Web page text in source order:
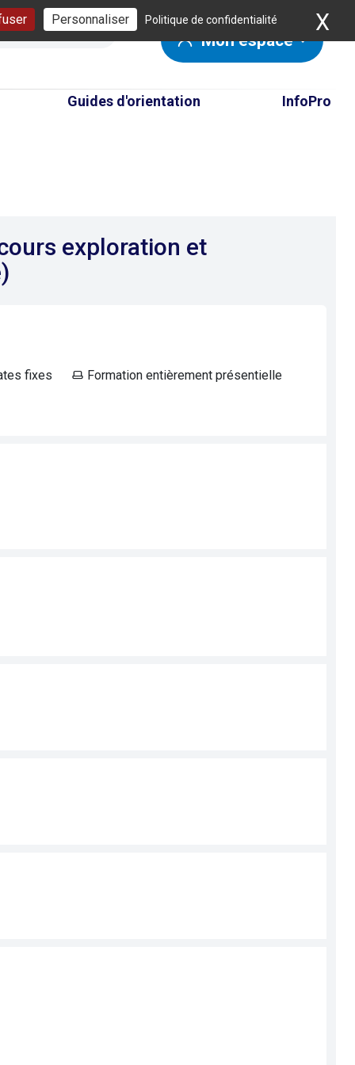
Personnaliser Politique de confidentialité X
Mon espace
Guides d'orientation InfoPro
exploration et
fixes Formation entièrement présentielle